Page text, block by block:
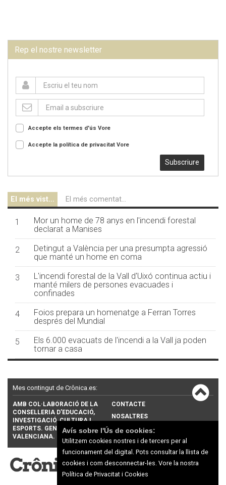
Rep el nostre newsletter
Accepte els termes d'ús Vore
Accepte la política de privacitat Vore
Subscriure
El més vist... El més comentat...
1
Mor un home de 78 anys en l'incendi forestal
declarat a Manises
2
Detingut a València per una presumpta agressió
que manté un home en coma
3
L'incendi forestal de la Vall d'Uixó continua actiu i
manté milers de persones evacuades i
confinades
4
Foios prepara un homenatge a Ferran Torres
després del Mundial
5
Els 6.000 evacuats de l'incendi a la Vall ja poden
tornar a casa
Mes contingut de Crônica.es:
AMB COL·LABORACIÓ DE LA
CONSELLERIA D’EDUCACIÓ,
INVESTIGACIÓ, CULTURA I
ESPORTS. GENERALITAT
VALENCIANA.
CONTACTE
NOSALTRES
PUBLICITAT
Avís sobre l'Ús de cookies:
Utilitzem cookies nostres i de tercers per al
funcionament del digital. Pots consultar la llista de
cookies i com desconnectar-les. Vore la nostra
Política de Privacitat i Cookies